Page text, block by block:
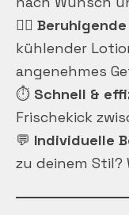
💆‍♂️
kühlender
angenehmes
⏱️ Schnell &
Frischekick
💬 Individuelle
zu deinem Stil?